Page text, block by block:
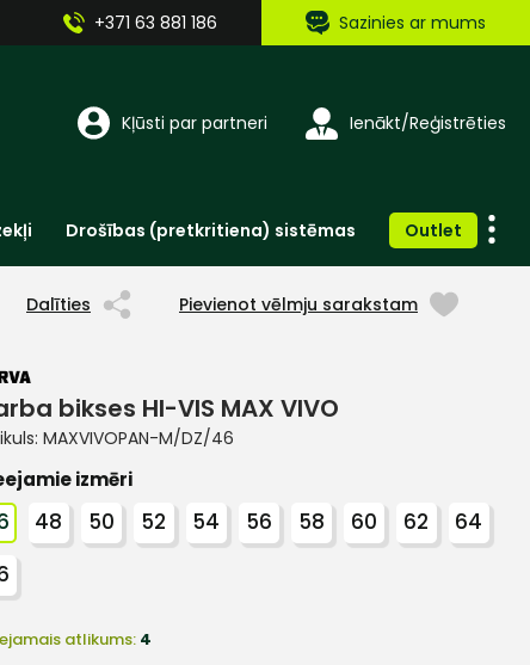
+371 63 881 186 Sazinies ar mums
Kļūsti par partneri Ienākt/Reģistrēties
Drošības (pretkritiena) sistēmas Outlet
Dalīties Pievienot vēlmju sarakstam
bikses HI-VIS MAX VIVO
MAXVIVOPAN-M/DZ/46
izmēri
48 50 52 54 56 58 60 62
64
atlikums: 4